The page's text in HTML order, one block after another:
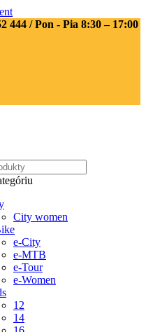
444 / Pon - Pia 8:30 – 17:00
City women
e-City
e-MTB
e-Tour
e-Women
12
14